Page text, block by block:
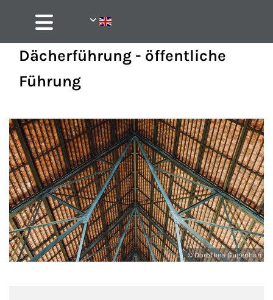
Dächerführung - öffentliche
Führung
© Dorothea Gugenhan